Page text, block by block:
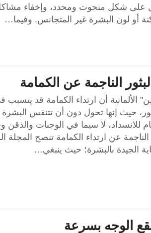
على شكل منحوت ومحدد، وإخفاء
أو لون البشرة غير المتجانس. وفيما…
الناجمة عن الكمامة
الألمانية أن ارتداء الكمامة قد يتسبب
حيث إنها تحول دون أن تتنفس البشرة
للانسداد، لا سيما في الوجنات والذقن
الناجمة عن ارتداء الكمامة تنصح المجلة
الجيدة بالبشرة؛ حيث ينبغي…